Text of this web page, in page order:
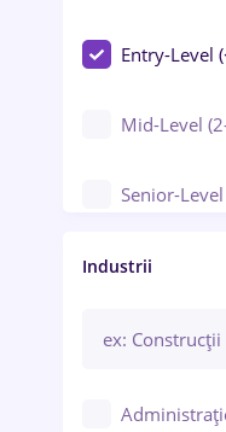
Entry-Level
Mid-Level
Senior-
Manager /
Industrii